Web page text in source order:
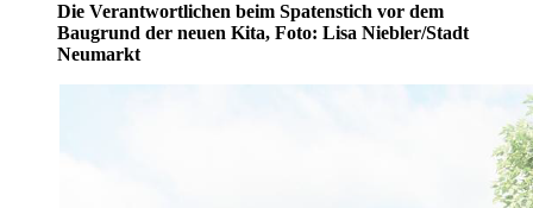
Die Verantwortlichen beim Spatenstich vor dem
Baugrund der neuen Kita, Foto: Lisa Niebler/Stadt
Neumarkt